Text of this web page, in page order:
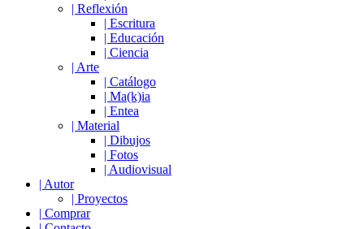
| Reflexión
| Escritura
| Educación
| Ciencia
| Arte
| Catálogo
| Ma(k)ia
| Entea
| Material
| Dibujos
| Fotos
| Audiovisual
| Autor
| Proyectos
| Comprar